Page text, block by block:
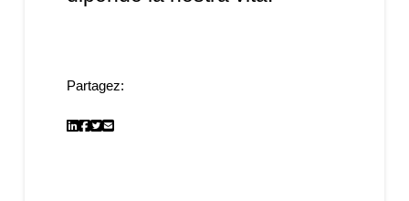
Partagez: